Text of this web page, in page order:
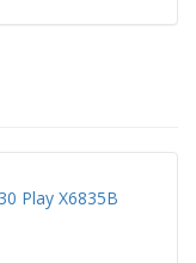
Play X6835B